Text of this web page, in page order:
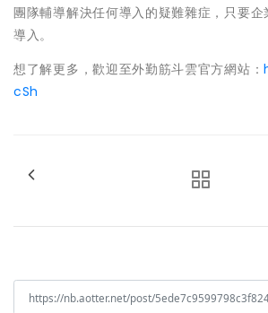
團隊輔導解決任何導入的疑難雜症，只要
導入。
想了解更多，歡迎至外勤筋斗雲官方網站：
cSh